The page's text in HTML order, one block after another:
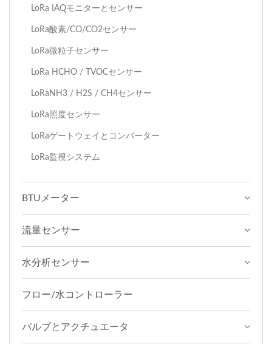
LoRa IAQモニターとセンサー
LoRa酸素/CO/CO2センサー
LoRa微粒子センサー
LoRa HCHO / TVOCセンサー
LoRaNH3 / H2S / CH4センサー
LoRa照度センサー
LoRaゲートウェイとコンバーター
LoRa監視システム
BTUメーター
流量センサー
水分析センサー
フロー/水コントローラー
バルブとアクチュエータ